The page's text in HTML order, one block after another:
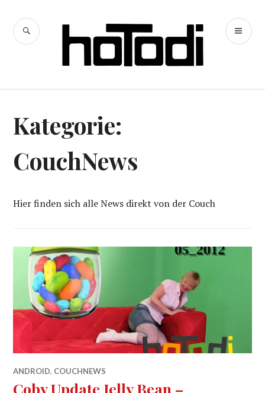
Inhalt
springen
hoTodi
SUCHE
Kategorie:
CouchNews
Hier finden sich alle News direkt von der Couch
ANDROID, COUCHNEWS
Coby Update Jelly Bean –